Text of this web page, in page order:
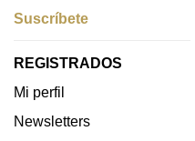
Suscríbete
REGISTRADOS
Mi perfil
Newsletters